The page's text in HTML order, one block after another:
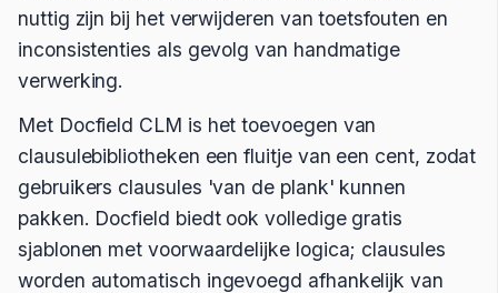
nuttig zijn bij het verwijderen van toetsfouten en
inconsistenties als gevolg van handmatige
verwerking.
Met Docfield CLM is het toevoegen van
clausulebibliotheken een fluitje van een cent, zodat
gebruikers clausules 'van de plank' kunnen
pakken. Docfield biedt ook volledige gratis
sjablonen met voorwaardelijke logica; clausules
worden automatisch ingevoegd afhankelijk van